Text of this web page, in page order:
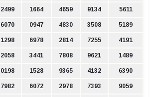
2499 1664 4659 9134 5611
6070 0947 4830 3508 5189
1298 6978 2814 7255 4191
2058 3441 7808 9621 1489
0198 1528 9365 4132 6390
7982 6072 2978 7393 9059